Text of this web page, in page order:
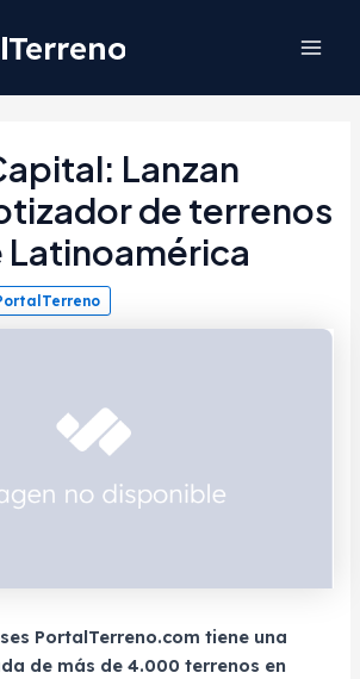
Lanzan
de terrenos
Latinoamérica
PortalTerreno.com tiene una
de más de 4.000 terrenos en